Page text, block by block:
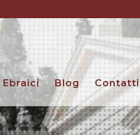
Blog Contatti